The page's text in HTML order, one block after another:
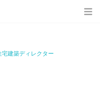
建築ディレクター